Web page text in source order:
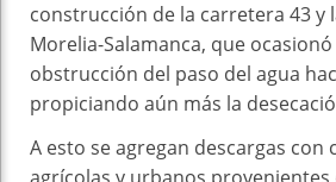
construcción de la carretera 43 y
Morelia-Salamanca, que
obstrucción del paso del agua
propiciando aún más la
A esto se agregan descargas con